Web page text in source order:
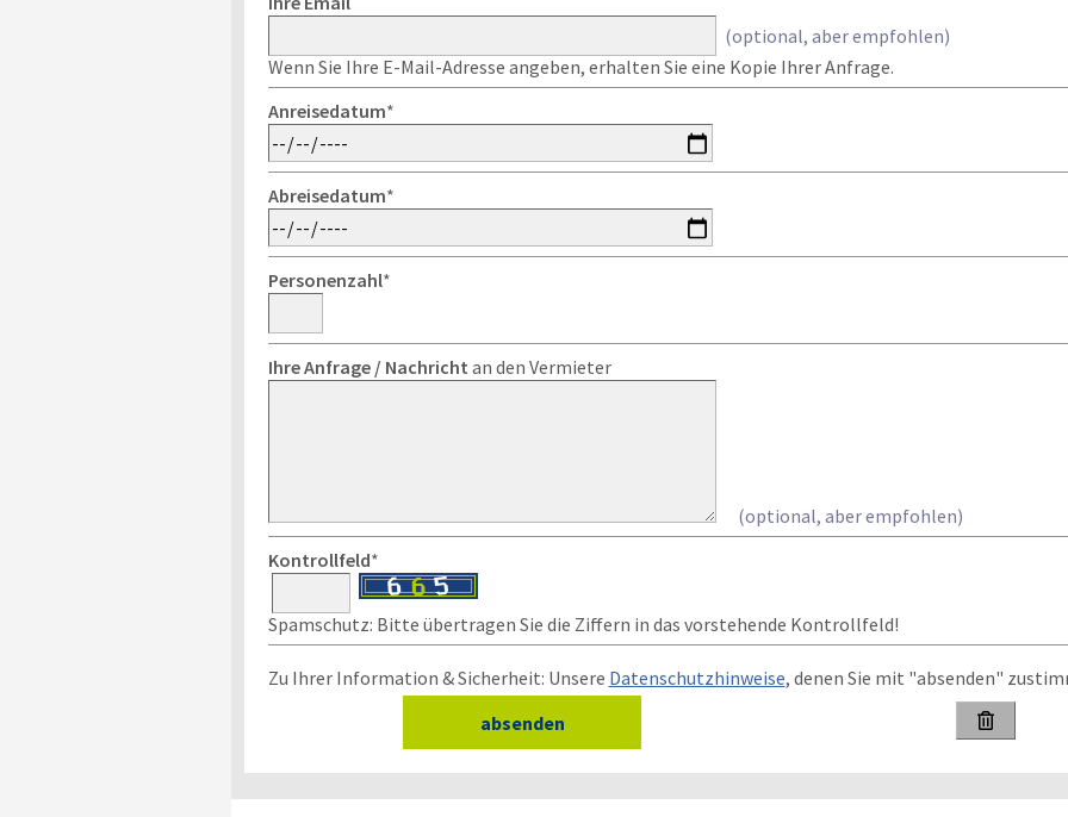
(optional, aber empfohlen)
Wenn Sie Ihre E-Mail-Adresse angeben, erhalten Sie eine Kopie Ihrer Anfrage.
Anreisedatum*
Abreisedatum*
Personenzahl*
Ihre Anfrage / Nachricht an den Vermieter
(optional, aber empfohlen)
Kontrollfeld*
Spamschutz: Bitte übertragen Sie die Ziffern in das vorstehende Kontrollfeld!
Zu Ihrer Information & Sicherheit: Unsere Datenschutzhinweise, denen Sie mit "absenden"
